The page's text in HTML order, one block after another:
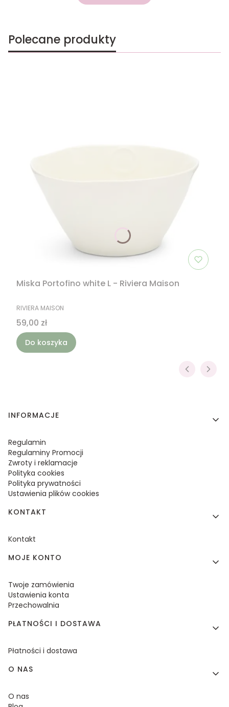
Polecane produkty
Miska Portofino white L - Riviera Maison
PRODUCENT
RIVIERA MAISON
Cena
59,00 zł
Do koszyka
Linki w stopce
INFORMACJE
Regulamin
Regulaminy Promocji
Zwroty i reklamacje
Polityka cookies
Polityka prywatności
Ustawienia plików cookies
KONTAKT
Kontakt
MOJE KONTO
Twoje zamówienia
Ustawienia konta
Przechowalnia
PŁATNOŚCI I DOSTAWA
Płatności i dostawa
O NAS
O nas